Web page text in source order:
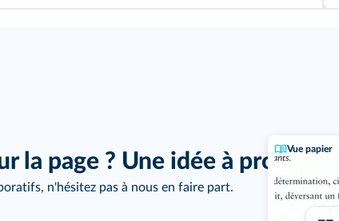
Vue papier
la page ? Une idée à proposer ?
n'hésitez pas à nous en faire part.